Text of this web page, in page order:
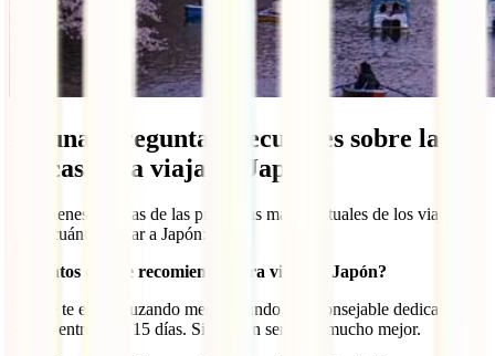
Algunas preguntas frecuentes sobre las
épocas para viajar a Japón
Aquí tienes algunas de las preguntas más habituales de los viajeros
sobre cuándo viajar a Japón:
¿Cuántos días se recomienda para viajar a Japón?
Ya que te estás cruzando medio mundo, es aconsejable dedicar al
menos entre 12 y 15 días. Si pueden ser más, mucho mejor.